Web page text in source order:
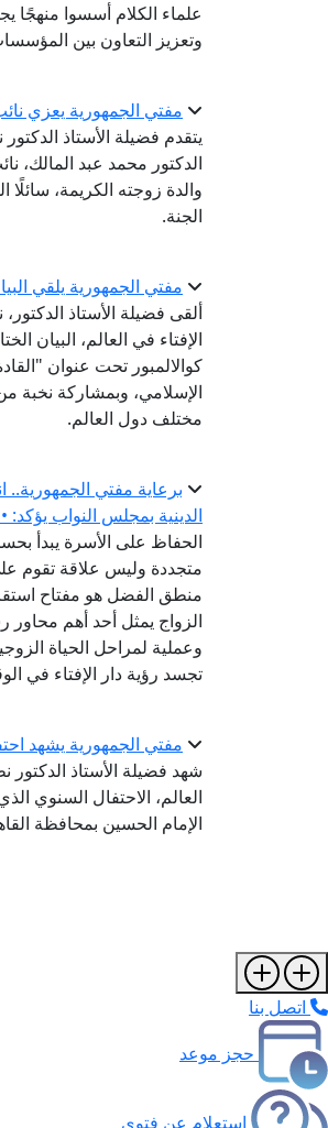
علماء الكلام أسسوا منهجًا
وتعزيز التعاون بين
مفتي الجمهورية يعزي
يتقدم فضيلة الأستاذ
الدكتور محمد عبد المالك،
والدة زوجته الكريمة،
الجنة.
مفتي الجمهورية يلقي البيان الختامي
ألقى فضيلة الأستاذ
كوالالمبور تحت عنوان
الإسلامي، وبمشاركة نخبة
مختلف دول العالم.
برعاية مفتي الجمهورية..
الدينية بمجلس النواب يؤكد:
الحفاظ على الأسرة يبدأ
متجددة وليس علاقة تقوم
منطق الفضل هو مفتاح
الزواج يمثل أحد أهم محاور
وعملية لمراحل الحياة
تجسد رؤية دار الإفتاء في
مفتي الجمهورية يشهد
شهد فضيلة الأستاذ الدكتور
العالم، الاحتفال السنوي
الإمام الحسين بمحافظة
اتصل بنا
حجز موعد
استعلام عن فتوى